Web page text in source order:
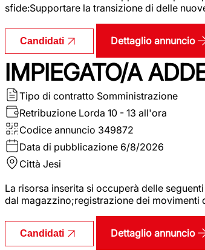
sfide:Supportare la transizione di delle
Candidati Dettaglio annuncio
IMPIEGATO/A
Tipo di contratto Somministrazione
Retribuzione Lorda 10 - 13 all'ora
Codice annuncio 349872
Data di pubblicazione 6/8/2026
Città Jesi
La risorsa inserita si occuperà delle
dal magazzino;registrazione dei
Candidati Dettaglio annuncio